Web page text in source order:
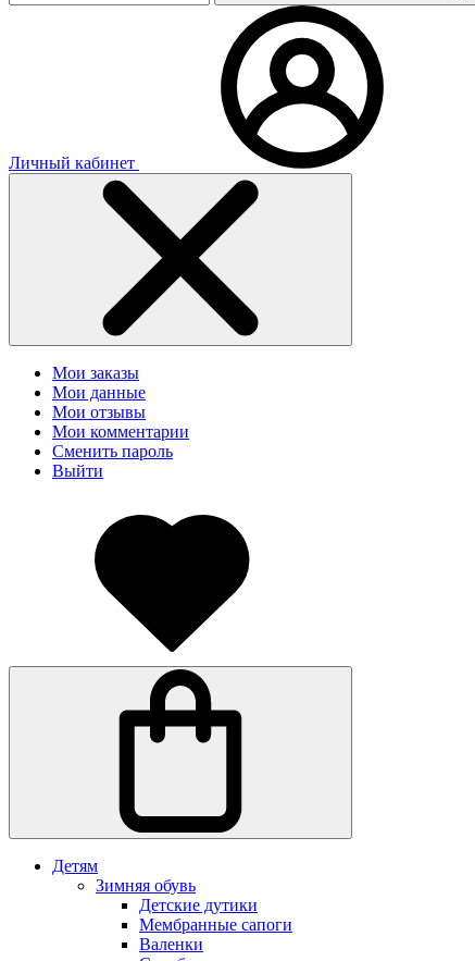
Личный кабинет
Мои заказы
Мои данные
Мои отзывы
Мои комментарии
Сменить пароль
Выйти
Детям
Зимняя обувь
Детские дутики
Мембранные сапоги
Валенки